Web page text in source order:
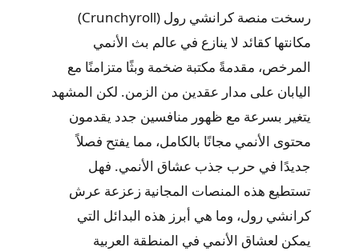
رسخت منصة كرانشي رول (Crunchyroll)
مكانتها كقائد لا ينازع في عالم بث الأنمي
المرخص، مقدمةً مكتبة ضخمة وبثًا متزامنًا مع
اليابان على مدار عقدين من الزمن. لكن المشهد
يتغير بسرعة مع ظهور منافسين جدد يقدمون
محتوى الأنمي مجانًا بالكامل، مما يفتح فصلاً
جديدًا في حرب جذب عشاق الأنمي. فهل
تستطيع هذه المنصات المجانية زعزعة عرش
كرانشي رول، وما هي أبرز هذه البدائل التي
يمكن لعشاق الأنمي في المنطقة العربية